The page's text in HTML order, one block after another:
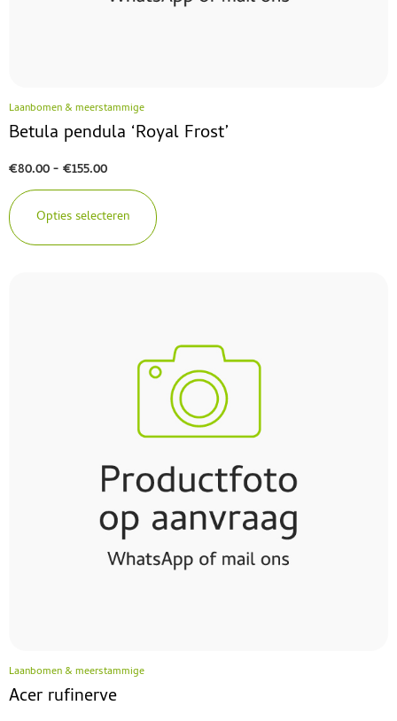
Laanbomen & meerstammige
Betula pendula ‘Royal Frost’
€80.00-€155.00
Opties selecteren
Laanbomen & meerstammige
Acer rufinerve